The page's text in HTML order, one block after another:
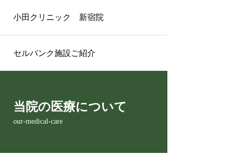
小田クリニック 新宿院
セルバンク施設ご紹介
当院の医療について
our-medical-care